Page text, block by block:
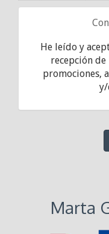
He leído y
recepción
promociones,
y/
Marta